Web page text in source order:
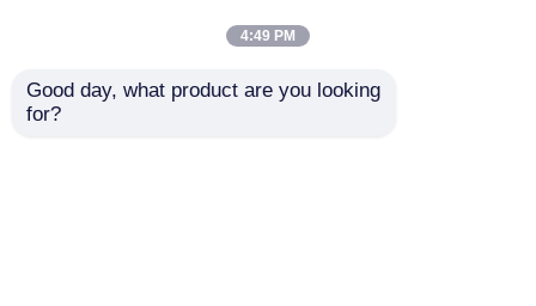
διακόπτη
4:49 PM
Good day, what product are you looking
for?